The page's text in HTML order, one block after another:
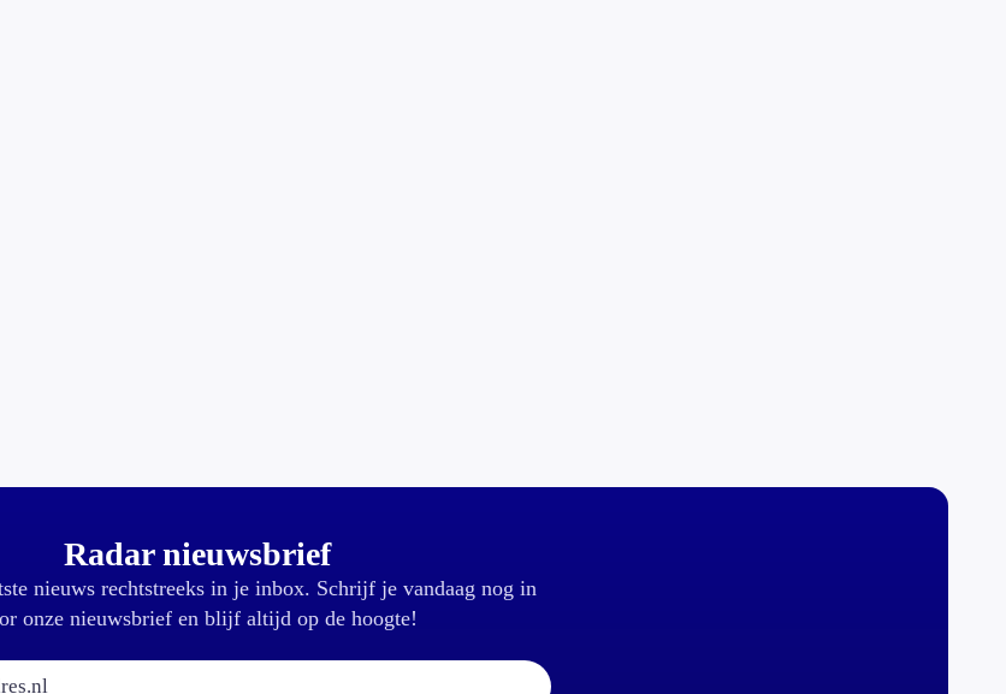
Radar nieuwsbrief
nieuws rechtstreeks in je inbox. Schrijf je vandaag nog in
onze nieuwsbrief en blijf altijd op de hoogte!
E-mailadres: